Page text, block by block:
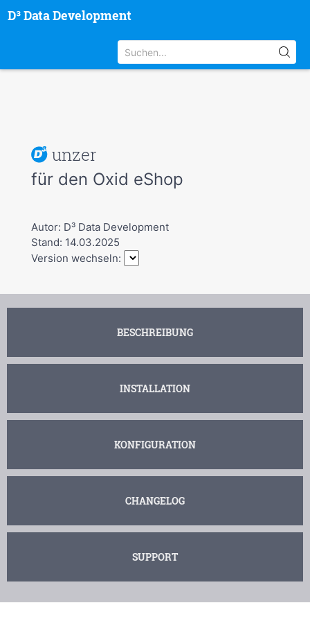
D³ Data Development
unzer
für den Oxid eShop
Autor: D³ Data Development
Stand: 14.03.2025
Version wechseln:
BESCHREIBUNG
INSTALLATION
KONFIGURATION
CHANGELOG
SUPPORT